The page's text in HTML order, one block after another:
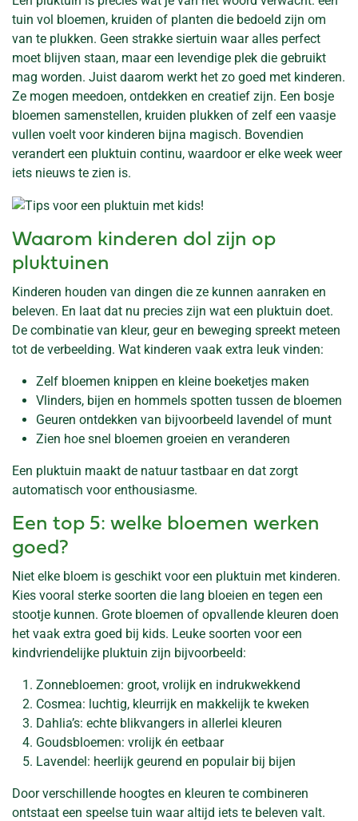
tuin vol bloemen, kruiden of planten die bedoeld zijn om
van te plukken. Geen strakke siertuin waar alles perfect
moet blijven staan, maar een levendige plek die gebruikt
mag worden. Juist daarom werkt het zo goed met kinderen.
Ze mogen meedoen, ontdekken en creatief zijn. Een bosje
bloemen samenstellen, kruiden plukken of zelf een vaasje
vullen voelt voor kinderen bijna magisch. Bovendien
verandert een pluktuin continu, waardoor er elke week weer
iets nieuws te zien is.
Waarom kinderen dol zijn op
pluktuinen
Kinderen houden van dingen die ze kunnen aanraken en
beleven. En laat dat nu precies zijn wat een pluktuin doet.
De combinatie van kleur, geur en beweging spreekt meteen
tot de verbeelding. Wat kinderen vaak extra leuk vinden:
Zelf bloemen knippen en kleine boeketjes maken
Vlinders, bijen en hommels spotten tussen de bloemen
Geuren ontdekken van bijvoorbeeld lavendel of munt
Zien hoe snel bloemen groeien en veranderen
Een pluktuin maakt de natuur tastbaar en dat zorgt
automatisch voor enthousiasme.
Een top 5: welke bloemen werken
goed?
Niet elke bloem is geschikt voor een pluktuin met kinderen.
Kies vooral sterke soorten die lang bloeien en tegen een
stootje kunnen. Grote bloemen of opvallende kleuren doen
het vaak extra goed bij kids. Leuke soorten voor een
kindvriendelijke pluktuin zijn bijvoorbeeld:
Zonnebloemen: groot, vrolijk en indrukwekkend
Cosmea: luchtig, kleurrijk en makkelijk te kweken
Dahlia’s: echte blikvangers in allerlei kleuren
Goudsbloemen: vrolijk én eetbaar
Lavendel: heerlijk geurend en populair bij bijen
Door verschillende hoogtes en kleuren te combineren
ontstaat een speelse tuin waar altijd iets te beleven valt.